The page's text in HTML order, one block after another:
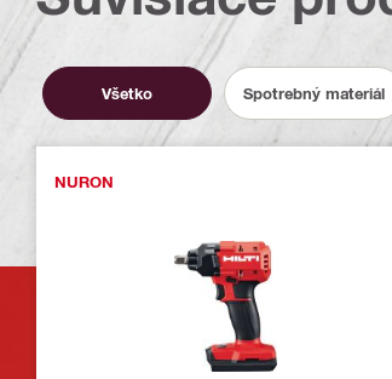
Všetko Spotrebný materiál
NURON